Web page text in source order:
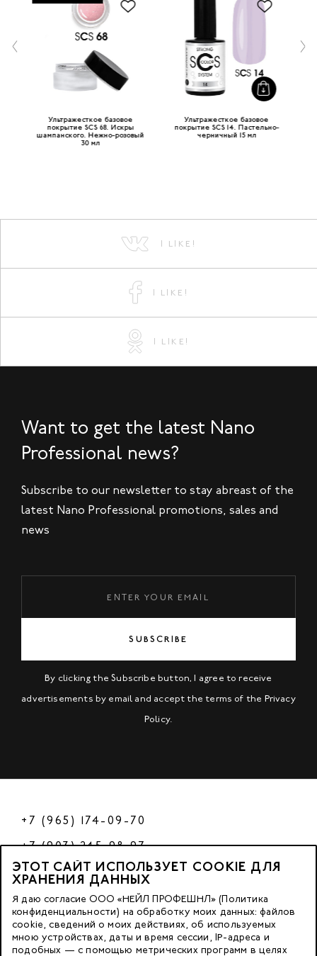
Ультражесткое базовое
покрытие SCS 68. Искры
шампанского. Нежно-розовый
30 мл
Ультражесткое базовое
покрытие SCS 14. Пастельно-
черничный 15 мл
I LIKE!
I LIKE!
I LIKE!
Want to get the latest Nano
Professional news?
Subscribe to our newsletter to stay abreast of the
latest Nano Professional promotions, sales and
news
SUBSCRIBE
By clicking the Subscribe button, I agree to receive
advertisements by email and accept the terms of the Privacy
Policy.
+7 (965) 174-09-70
+7 (903) 245-98-97
РФ
© 2023 Nano Prof
ЭТОТ САЙТ ИСПОЛЬЗУЕТ COOKIE ДЛЯ
ХРАНЕНИЯ ДАННЫХ
Я даю согласие ООО «НЕЙЛ ПРОФЕШНЛ» (Политика
конфиденциальности) на обработку моих данных: файлов
cookie, сведений о моих действиях, об используемых
мною устройствах, даты и время сессии, IP-адреса и
подобных — с помощью метрических программ в целях